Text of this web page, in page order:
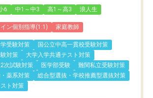
6 中1～中3 高1～高3 浪人生
ン個別指導(1:1) 家庭教師
受験対策
国公立中高一貫校受験対策
対策
大学入学共通テスト対策
次試験対策
医学部受験
難関私立受験対策
薬系対策
総合型選抜・学校推薦型選抜対策
ト対策